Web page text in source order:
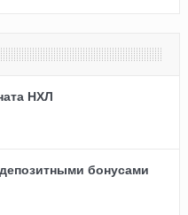
НХЛ
бонусами